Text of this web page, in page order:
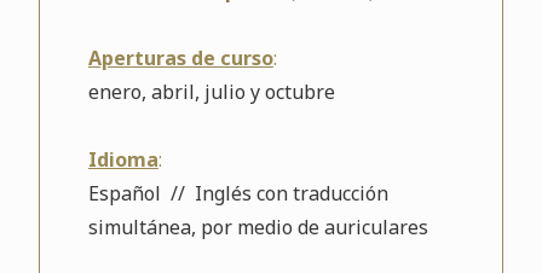
Aperturas de curso:
enero, abril, julio y octubre
Idioma:
Español // Inglés con traducción
simultánea, por medio de auriculares